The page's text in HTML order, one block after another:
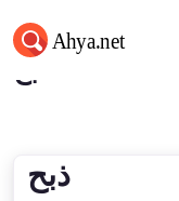
ذبح
ذبح